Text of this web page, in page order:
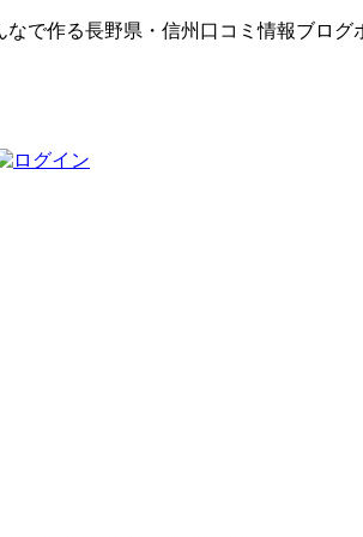
なで作る長野県・信州口コミ情報ブログ